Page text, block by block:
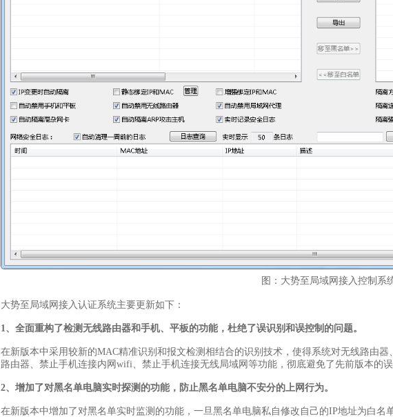
图：大势至局域网接入控制系
大势至局域网接入认证系统主要更新如下：
1、 全面重构了检测无线路由器和手机、平板的功能，杜绝了误识别和误控制的问题。
在新版本中采用较新的MAC精准识别和报文检测相结合的识别技术，使得系统对无线路由
路由器、禁止手机连接内网wifi、禁止手机连接无线局域网等功能，彻底避免了先前版本的
2、 增加了对黑名单电脑实时探测的功能，防止黑名单电脑不安分的上网行为。
在新版本中增加了对黑名单实时监测的功能，一旦黑名单电脑私自修改自己的IP地址为白